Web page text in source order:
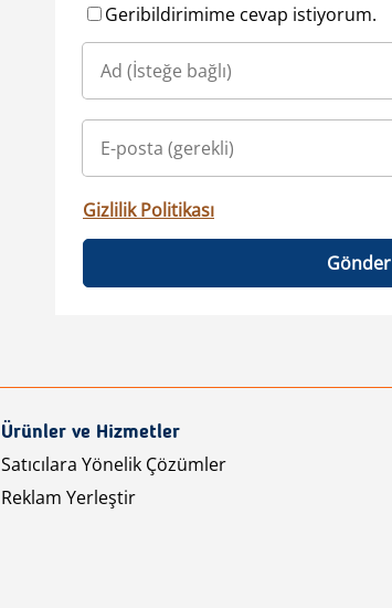
Geribildirimime cevap istiyorum.
Gizlilik Politikası
Gönder
Ürünler ve Hizmetler
Satıcılara Yönelik Çözümler
Reklam Yerleştir